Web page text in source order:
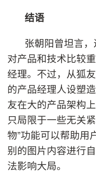
结语
张朝阳曾坦言
对产品和技术比较
经理。不过，从狐
的产品经理人设塑
友在大的产品架构
只局限于一些无关
物”功能可以帮助用
别的图片内容进行
法影响大局。